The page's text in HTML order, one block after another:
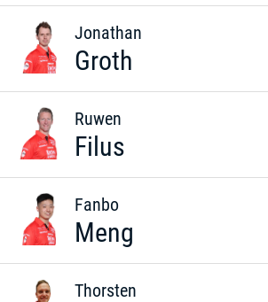
Jonathan
Groth
Ruwen
Filus
Fanbo
Meng
Thorsten